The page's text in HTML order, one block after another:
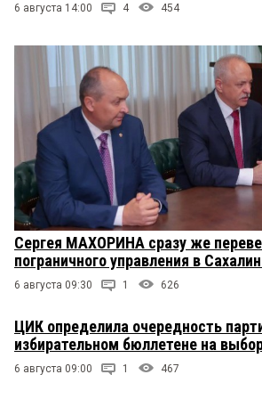
6 августа 14:00 4 454
Сергея МАХОРИНА сразу же
пограничного управления в
6 августа 09:30 1 626
ЦИК определила очередность
избирательном бюллетене на
6 августа 09:00 1 467